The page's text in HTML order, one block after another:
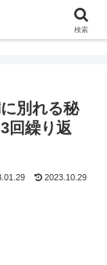
別れる秘
回繰り返
2023.10.29
検索